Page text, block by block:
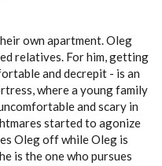
own apartment. Oleg
relatives. For him, getting
and decrepit - is an
where a young family
and scary in
started to agonize
Oleg off while Oleg is
is the one who pursues